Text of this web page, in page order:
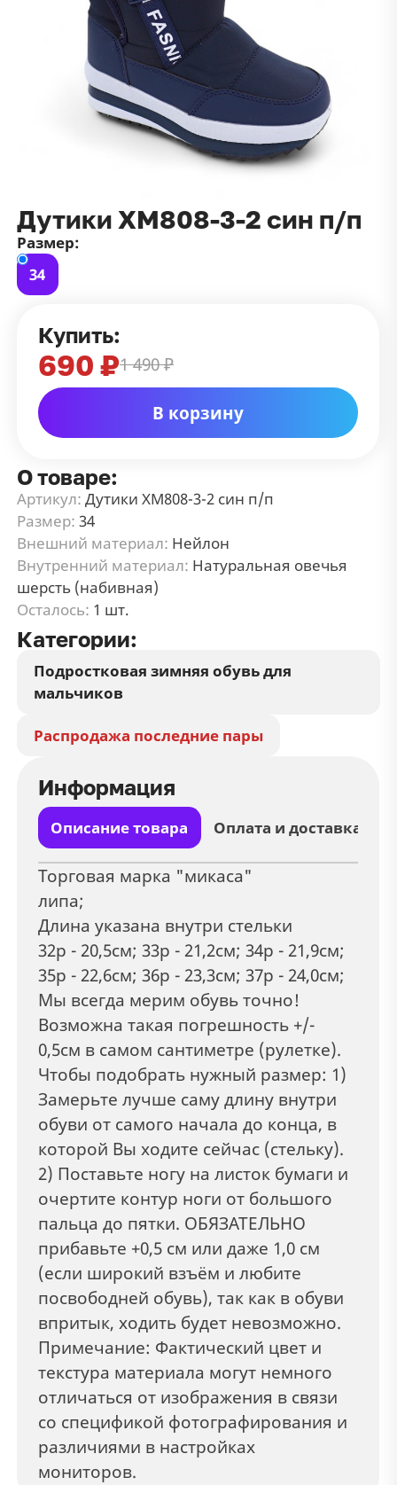
Дутики ХМ808-3-2 син п/п
Размер:
34
Купить:
690 ₽1 490 ₽
В корзину
О товаре:
Артикул: Дутики ХМ808-3-2 син п/п
Размер: 34
Внешний материал: Нейлон
Внутренний материал: Натуральная овечья
шерсть (набивная)
Осталось: 1 шт.
Категории:
Подростковая зимняя обувь для
мальчиков
Распродажа последние пары
Информация
Описание товара Оплата и доставка
Торговая марка "микаса"
липа;
Длина указана внутри стельки
32р - 20,5см; 33р - 21,2см; 34р - 21,9см;
35р - 22,6см; 36р - 23,3см; 37р - 24,0см;
Мы всегда мерим обувь точно!
Возможна такая погрешность +/-
0,5см в самом сантиметре (рулетке).
Чтобы подобрать нужный размер: 1)
Замерьте лучше саму длину внутри
обуви от самого начала до конца, в
которой Вы ходите сейчас (стельку).
2) Поставьте ногу на листок бумаги и
очертите контур ноги от большого
пальца до пятки. ОБЯЗАТЕЛЬНО
прибавьте +0,5 см или даже 1,0 см
(если широкий взъём и любите
посвободней обувь), так как в обуви
впритык, ходить будет невозможно.
Примечание: Фактический цвет и
текстура материала могут немного
отличаться от изображения в связи
со спецификой фотографирования и
различиями в настройках
мониторов.
данныхи публичной оффертой
Зарегистрироваться
Белый